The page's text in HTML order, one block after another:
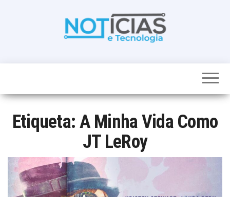
noticias de
num só lugar
Etiqueta: A Minha Vida Como
JT LeRoy